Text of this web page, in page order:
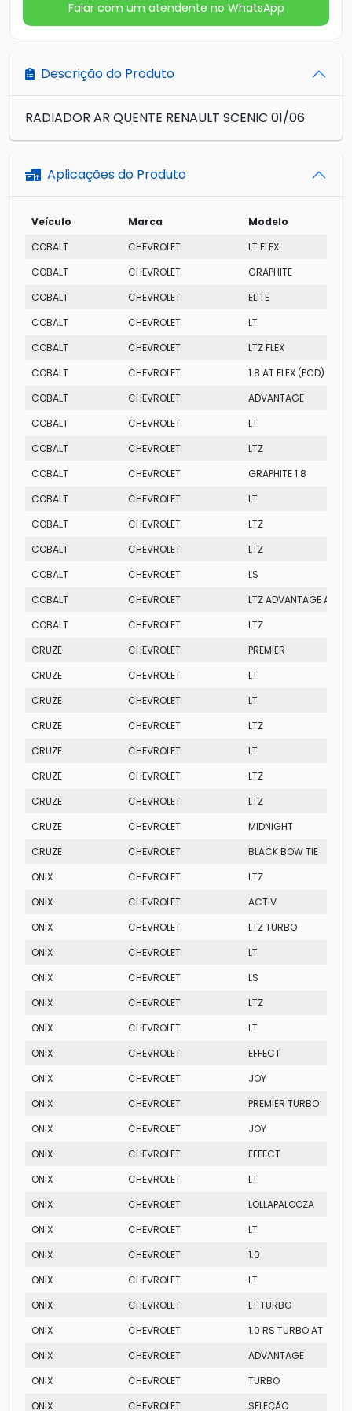
Falar com um atendente no WhatsApp
Descrição do Produto
RADIADOR AR QUENTE RENAULT SCENIC 01/06
Aplicações do Produto
Veículo Marca
Modelo
COBALT
CHEVROLET
LT FLEX
COBALT
CHEVROLET
GRAPHITE
COBALT
CHEVROLET
ELITE
COBALT
CHEVROLET
LT
COBALT
CHEVROLET
LTZ FLEX
COBALT
CHEVROLET
1.8 AT FLEX (PCD)
COBALT
CHEVROLET
ADVANTAGE
COBALT
CHEVROLET
LT
COBALT
CHEVROLET
LTZ
COBALT
CHEVROLET
GRAPHITE 1.8
COBALT
CHEVROLET
LT
COBALT
CHEVROLET
LTZ
COBALT
CHEVROLET
LTZ
COBALT
CHEVROLET
LS
COBALT
CHEVROLET
LTZ ADVANTAGE
COBALT
CHEVROLET
LTZ
CRUZE
CHEVROLET
PREMIER
CRUZE
CHEVROLET
LT
CRUZE
CHEVROLET
LT
CRUZE
CHEVROLET
LTZ
CRUZE
CHEVROLET
LT
CRUZE
CHEVROLET
LTZ
CRUZE
CHEVROLET
LTZ
CRUZE
CHEVROLET
MIDNIGHT
CRUZE
CHEVROLET
BLACK BOW TIE
ONIX
CHEVROLET
LTZ
ONIX
CHEVROLET
ACTIV
ONIX
CHEVROLET
LTZ TURBO
ONIX
CHEVROLET
LT
ONIX
CHEVROLET
LS
ONIX
CHEVROLET
LTZ
ONIX
CHEVROLET
LT
ONIX
CHEVROLET
EFFECT
ONIX
CHEVROLET
JOY
ONIX
CHEVROLET
PREMIER TURBO
ONIX
CHEVROLET
JOY
ONIX
CHEVROLET
EFFECT
ONIX
CHEVROLET
LT
ONIX
CHEVROLET
LOLLAPALOOZA
ONIX
CHEVROLET
LT
ONIX
CHEVROLET
1.0
ONIX
CHEVROLET
LT
ONIX
CHEVROLET
LT TURBO
ONIX
CHEVROLET
1.0 RS TURBO AT
ONIX
CHEVROLET
ADVANTAGE
ONIX
CHEVROLET
TURBO
ONIX
CHEVROLET SELEÇÃO